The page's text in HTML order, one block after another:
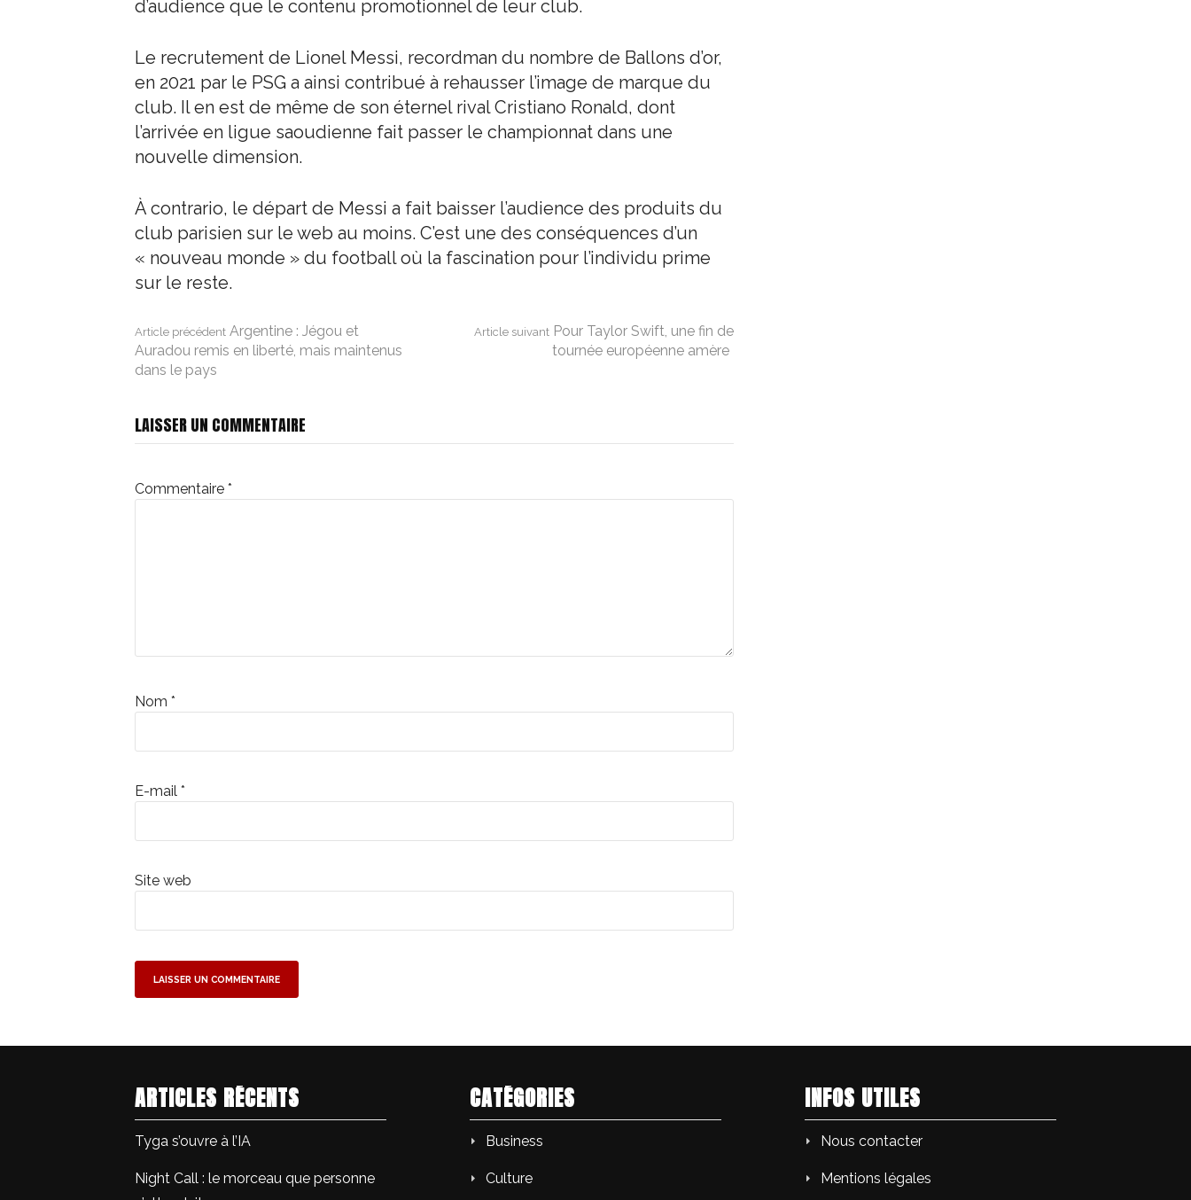
d’audience que le contenu promotionnel de leur club.
Le recrutement de Lionel Messi, recordman du nombre de Ballons d’or,
en 2021 par le PSG a ainsi contribué à rehausser l’image de marque du
club. Il en est de même de son éternel rival Cristiano Ronald, dont
l’arrivée en ligue saoudienne fait passer le championnat dans une
nouvelle dimension.
À contrario, le départ de Messi a fait baisser l’audience des produits du
club parisien sur le web au moins. C’est une des conséquences d’un
« nouveau monde » du football où la fascination pour l’individu prime
sur le reste.
Lire
la
suite
Article précédent Argentine : Jégou et
Auradou remis en liberté, mais maintenus
dans le pays
Article suivant Pour Taylor Swift, une fin de
tournée européenne amère
LAISSER UN COMMENTAIRE
Commentaire *
Nom *
E-mail *
Site web
ARTICLES RÉCENTS
Tyga s’ouvre à l’IA
Night Call : le morceau que personne
CATÉGORIES
Business
Culture
INFOS UTILES
Nous contacter
Mentions légales